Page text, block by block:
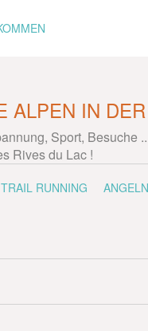
ALPEN IN
Sport, Besuche
Rives du Lac !
TRAIL RUNNING ANGELN